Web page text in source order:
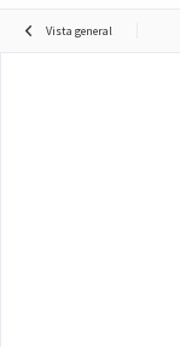
Vista general